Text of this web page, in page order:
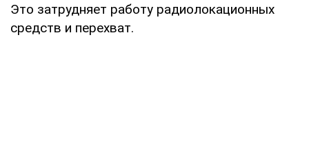
Это затрудняет работу радиолокационных
средств и перехват.